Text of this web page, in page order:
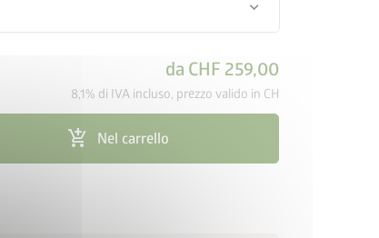
keyboard_arrow_down
da CHF 259,00
8,1% di IVA incluso, prezzo valido in CH
add_shopping_cart Nel carrello